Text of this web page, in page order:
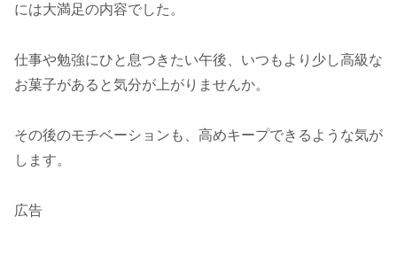
には大満足の内容でした。
仕事や勉強にひと息つきたい午後、いつもより少し高級な
お菓子があると気分が上がりませんか。
その後のモチベーションも、高めキープできるような気が
します。
広告